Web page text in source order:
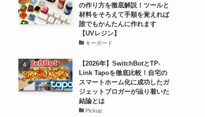
の作り方を徹底解説！ツールと
材料をそろえて手順を覚えれば
誰でもかんたんに作れます
【UVレジン】
キーボード
【2026年】SwitchBotとTP-
Link Tapoを徹底比較！自宅の
スマートホーム化に成功したガ
ジェットブロガーが辿り着いた
結論とは
Pickup